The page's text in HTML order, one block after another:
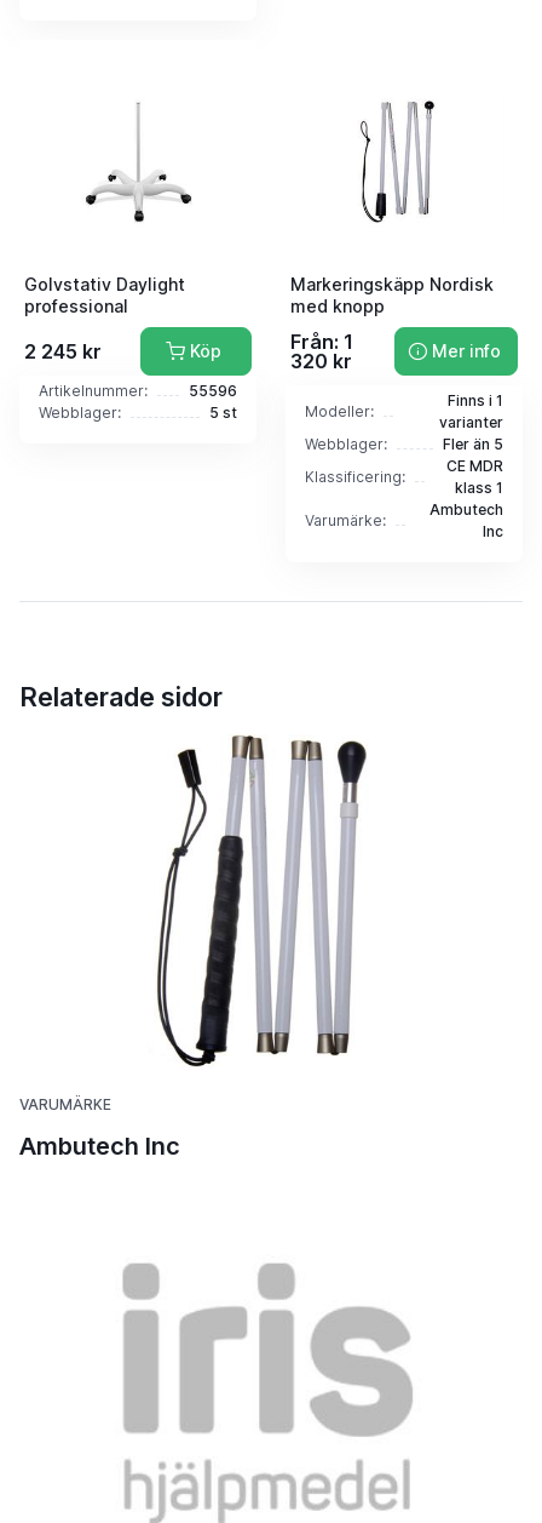
Golvstativ Daylight
professional
2 245 kr Köp
Artikelnummer:
55596
Webblager:
5 st
Markeringskäpp Nordisk
med knopp
Från: 1
320 kr
Mer info
Modeller:
Finns i 1
varianter
Webblager:
Fler än 5
Klassificering:
CE MDR
klass 1
Varumärke:
Ambutech
Inc
Relaterade sidor
VARUMÄRKE
Ambutech Inc